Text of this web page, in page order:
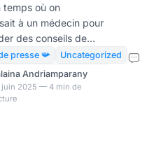
des
de santé
temps où on
à un médecin pour
des conseils de
temps est révolu.
une nouvelle ère
naître, celle des «
», figures
presse 📯
Uncategorized
Andriamparany
juin 2025 — 4 min de